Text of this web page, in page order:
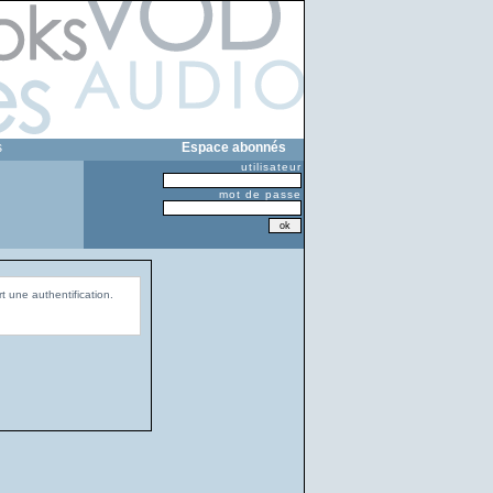
Espace abonnés
utilisateur
mot de passe
une authentification.